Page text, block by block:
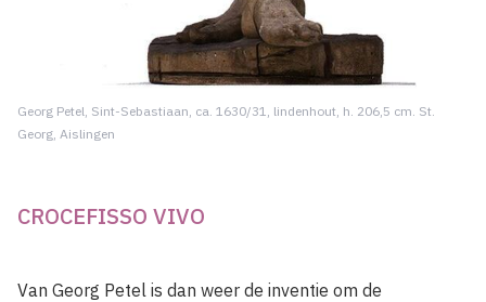
Georg Petel, Sint-Sebastiaan, ca. 1630/31, lindenhout, h. 206,5 cm. St.
Georg, Aislingen
CROCEFISSO VIVO
Van Georg Petel is dan weer de inventie om de